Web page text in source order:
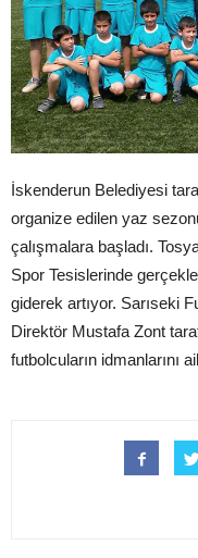
İskenderun Belediyesi
organize edilen yaz
çalışmalara başladı.
Spor Tesislerinde
giderek artıyor. Sarıseki
Direktör Mustafa Zont
futbolcuların idmanlarını